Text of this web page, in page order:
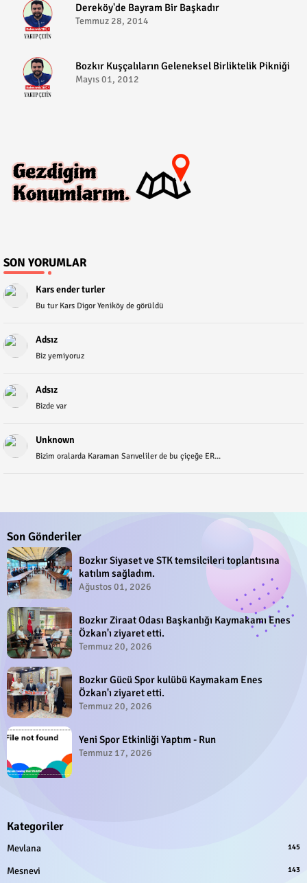
Dereköy'de Bayram Bir Başkadır
Temmuz 28, 2014
Bozkır Kuşçalıların Geleneksel Birliktelik Pikniği
Mayıs 01, 2012
SON YORUMLAR
Kars ender turler
Bu tur Kars Digor Yeniköy de görüldü
Adsız
Biz yemiyoruz
Adsız
Bizde var
Unknown
Bizim oralarda Karaman Sarıveliler de bu çiçeğe ER...
Son Gönderiler
Bozkır Siyaset ve STK temsilcileri toplantısına
katılım sağladım.
Ağustos 01, 2026
Bozkır Ziraat Odası Başkanlığı Kaymakamı Enes
Özkan'ı ziyaret etti.
Temmuz 20, 2026
Bozkır Gücü Spor kulübü Kaymakam Enes
Özkan'ı ziyaret etti.
Temmuz 20, 2026
Yeni Spor Etkinliği Yaptım - Run
Temmuz 17, 2026
Kategoriler
Mevlana 145
Mesnevi 143